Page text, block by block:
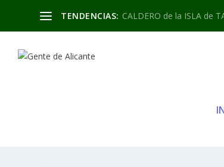
TENDENCIAS: CALDERO de la ISLA de